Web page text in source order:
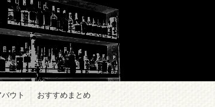
バウト おすすめまとめ